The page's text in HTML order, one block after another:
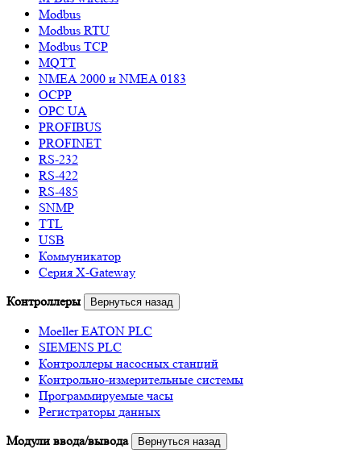
Modbus
Modbus RTU
Modbus TCP
MQTT
NMEA 2000 и NMEA 0183
OCPP
OPC UA
PROFIBUS
PROFINET
RS-232
RS-422
RS-485
SNMP
TTL
USB
Коммуникатор
Серия X-Gateway
Контроллеры
Вернуться назад
Moeller EATON PLC
SIEMENS PLC
Контроллеры насосных станций
Контрольно-измерительные системы
Программируемые часы
Регистраторы данных
Модули ввода/вывода
Вернуться назад